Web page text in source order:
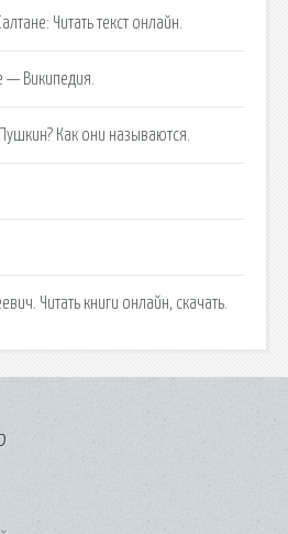
Читать текст онлайн.
— Википедия.
Как они называются.
Читать книги онлайн, скачать.